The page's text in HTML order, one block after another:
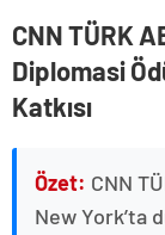
CNN TÜRK
Diplomasi
Katkısı
Özet: CNN
New York’ta